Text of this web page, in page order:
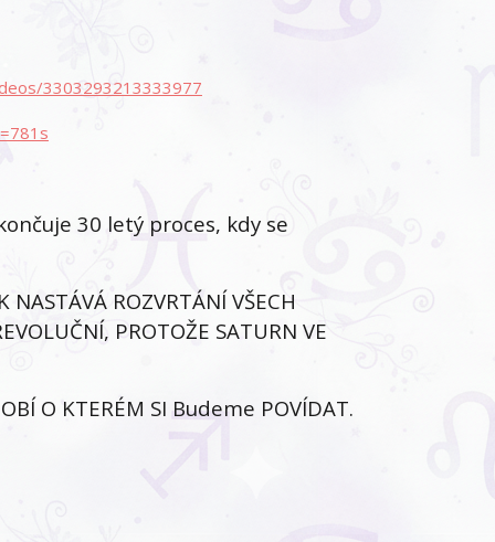
3303293213333977
30 letý proces, kdy se
NASTÁVÁ ROZVRTÁNÍ VŠECH
PROTOŽE SATURN VE
O KTERÉM SI Budeme POVÍDAT.